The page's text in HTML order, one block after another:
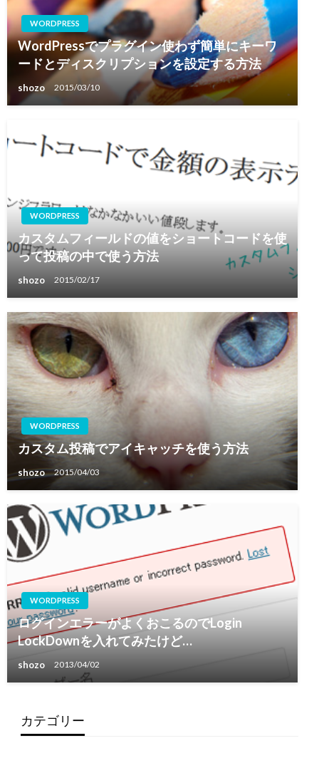
WORDPRESS
WordPressでプラグイン使わず簡単にキーワ
ードとディスクリプションを設定する方法
shozo 2015/03/10
WORDPRESS
カスタムフィールドの値をショートコードを使
って投稿の中で使う方法
shozo 2015/02/17
WORDPRESS
カスタム投稿でアイキャッチを使う方法
shozo 2015/04/03
WORDPRESS
ログインエラーがよくおこるのでLogin
LockDownを入れてみたけど…
shozo 2013/04/02
カテゴリー